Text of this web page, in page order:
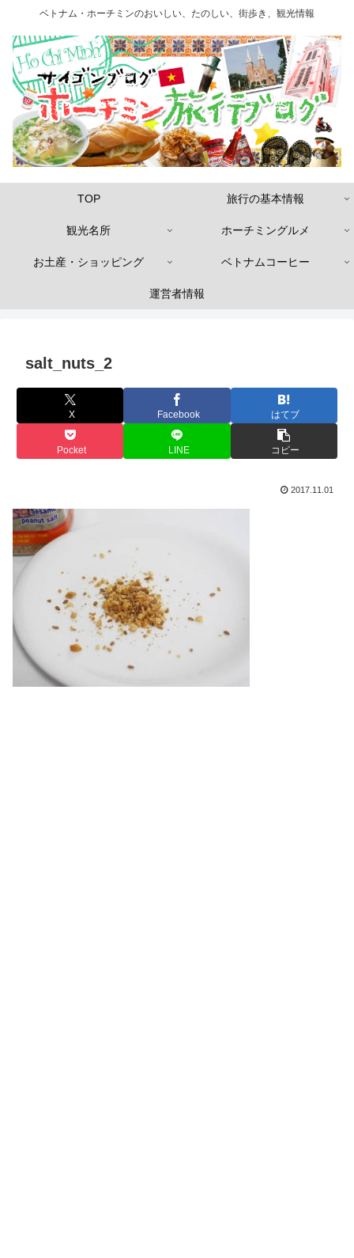
ベトナム・ホーチミンのおいしい、たのしい、街歩き、観光情報
TOP 旅行の基本情報
観光名所 ホーチミングルメ
お土産・ショッピング ベトナムコーヒー
運営者情報
salt_nuts_2
X Facebook はてブ
Pocket LINE コピー
2017.11.01